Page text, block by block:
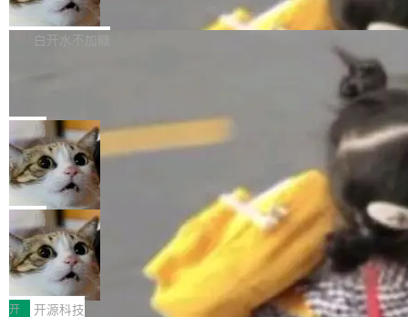
联 加...
经过人工复核，准确度令人满意。这一方法也为
社区爱好者提供了高效跟踪新版本的思路。
他宣布了一个新消息：从 2026 年 8 月 1 日起，
他可以全职维护 libexpat 了，最长 6 个月。发
库之一。你的操作系统、浏览器、无数的基础设
施软件，很可能都在用它。而过去十年，维护它
的人一直在用业余...
Firefox 153.0.3 现已发布，具体更新内容如
下： New Smart Window 包含多项增强功能：
gi?id=2019042">Bug&nbsp;2019042</a>）</l
i> <li>现在，助手可以直接使用 Exa 的网络搜索
结果回答问题，而无需将问题转交给搜索引擎。
（<a href="https://bugzilla.mozilla.org/show_
bug.cgi?id=204...
白开水不加糖
的 npm 包。项目的核心论点是：容器不适合 Ag
ent 计算。真正适合的，是 Isolate。 Cloudflare
工程师在这件事上没什么可谦虚的——他们用 W
orkers 跑了十年 Isolate。用 CEO Matthew Pri
nce 的话说：「我们一生都在用 Isolate 运行代
码，而 AI Agent 不需要容器，它们需要的是 Iso
late。」 容器为什么不合适 容器的问题在于启动
和销毁都太重了。一个 Agent 要执行的任务可能
只需要几毫秒的 CPU 时间，但容器从冷启动到
局
OpenAI 公开邮件和聊天记录回应苹果
诉讼，称“Apple is getting this wron
g”
上个月，苹果一纸诉状把 OpenAI 告上法庭，指
控其挖角苹果前员工并窃取商业秘密。苹果的诉
状把 OpenAI 描述成一个系统性地从前东家挖
人、套取机密信息的对手。 OpenAI 没发律师
函，也没选择庭外沉默。它在官网贴了一篇博
文，标题只有六个字：Apple is getting this wro
局
HUAWEI MatePad Edge上架WorkBu
ddy鸿蒙PC版，说话就能干活的AI办公
搭子
全能AI工作台WorkBuddy鸿蒙PC版上架HUAWE
I MatePad Edge应用市场，直接下载即可使
开 开源科技